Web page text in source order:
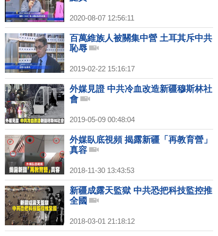
2020-08-07 12:56:11
百萬維族人被關集中營 土耳其斥中共
恥辱
2019-02-22 15:16:17
外媒見證 中共冷血改造新疆穆斯林社
會
2019-05-09 00:48:04
外媒臥底視頻 揭露新疆「再教育營」
真容
2018-11-30 13:43:53
新疆成露天監獄 中共恐把科技監控推
全國
2018-03-01 21:18:12